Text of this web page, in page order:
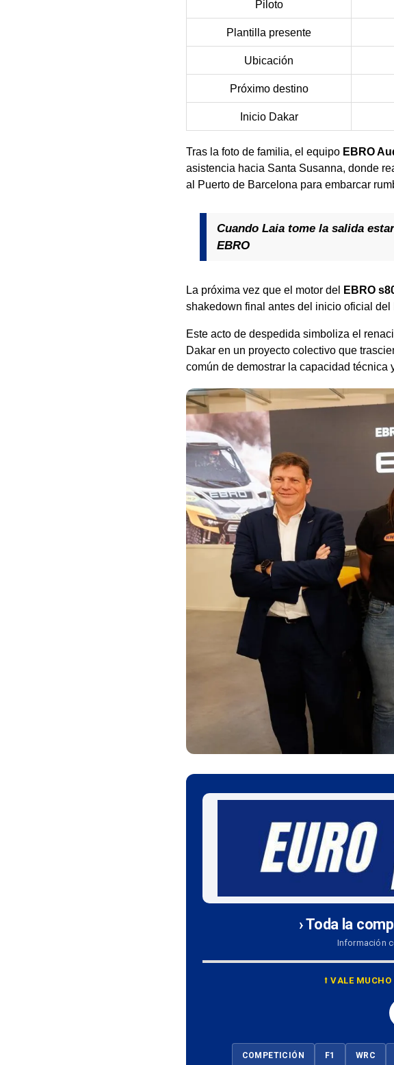
Piloto
Plantilla presente
Ubicación
Próximo destino
Inicio Dakar
Tras la foto de familia, el equipo EBRO
asistencia hacia Santa Susanna, donde
al Puerto de Barcelona para embarcar
Cuando Laia tome la salida
EBRO
La próxima vez que el motor del EBRO
shakedown final antes del inicio oficial
Este acto de despedida simboliza el
Dakar en un proyecto colectivo que
común de demostrar la capacidad
› Toda la
Información
⭡ VALE MUCHO
COMPETICIÓN F1 WRC